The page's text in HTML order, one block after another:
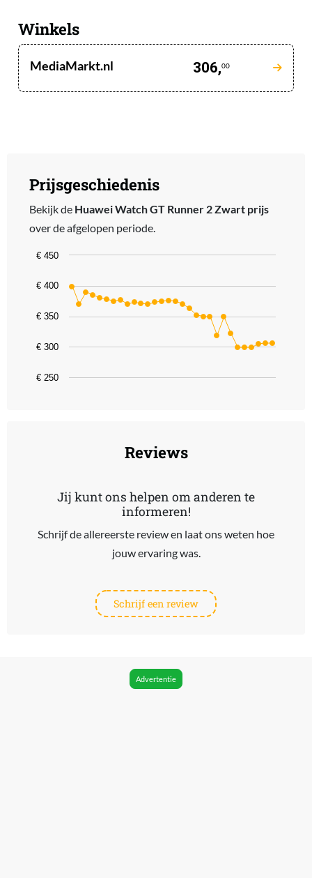
Winkels
MediaMarkt.nl 306,00
Prijsgeschiedenis
Bekijk de Huawei Watch GT Runner 2 Zwart prijs
over de afgelopen periode.
Chart
Line chart with 30 data points.
The chart has 1 X axis displaying categories.
The chart has 1 Y axis displaying values. Data ranges from 299 to
€ 250
€ 300
€ 350
€ 400
€ 450
Reviews
Jij kunt ons helpen om anderen te
informeren!
Schrijf de allereerste review en laat ons weten hoe
jouw ervaring was.
Schrijf een review
Advertentie